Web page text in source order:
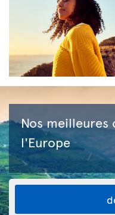
Nos meilleures
l'Europe